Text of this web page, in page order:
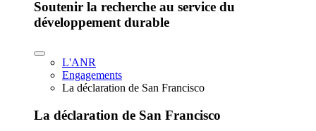
Soutenir la recherche au service du
développement durable
L'ANR
Engagements
La déclaration de San Francisco
La déclaration de San Francisco